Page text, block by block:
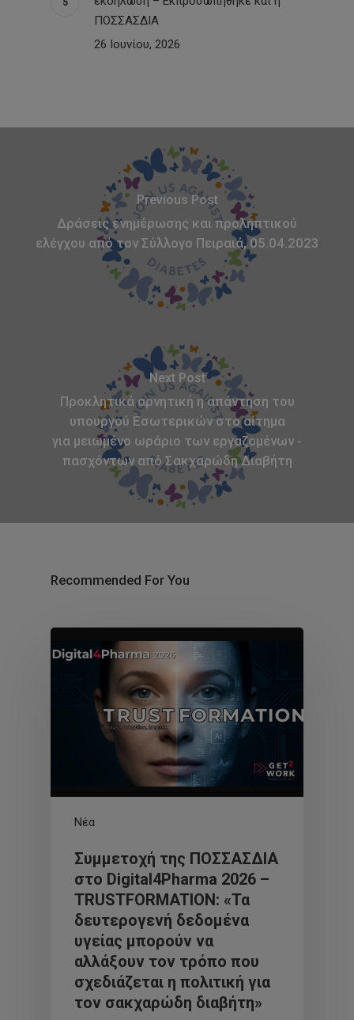
ΠΟΣΣΑΣΔΙΑ
26 Ιουνίου, 2026
Previous Post
Δράσεις ενημέρωσης και προληπτικού
ελέγχου από τον Σύλλογο Πειραιά, 05.04.2023
Next Post
Προκλητικά αρνητική η απάντηση του
υπουργού Εσωτερικών στο αίτημα
για μειωμένο ωράριο των εργαζομένων -
πασχόντων από Σακχαρώδη Διαβήτη
Recommended For You
Νέα
Συμμετοχή της ΠΟΣΣΑΣΔΙΑ
στο Digital4Pharma 2026 –
TRUSTFORMATION: «Τα
δευτερογενή δεδομένα
υγείας μπορούν να
αλλάξουν τον τρόπο που
σχεδιάζεται η πολιτική για
τον σακχαρώδη διαβήτη»